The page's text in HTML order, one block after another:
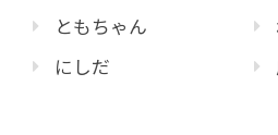
ともちゃん
にしだ